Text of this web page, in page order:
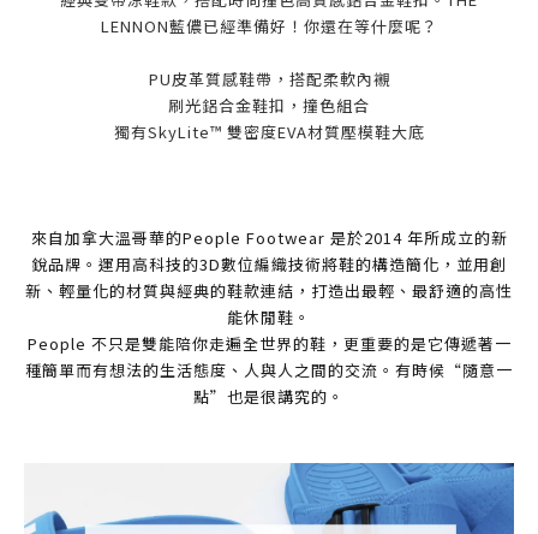
LENNON藍儂已經準備好！你還在等什麼呢？
PU皮革質感鞋帶，搭配柔軟內襯
刷光鋁合金鞋扣，撞色組合
獨有SkyLite™ 雙密度EVA材質壓模鞋大底
來自加拿大溫哥華的People Footwear 是於2014 年所成立的新
銳品牌。運用高科技的3D數位編織技術將鞋的構造簡化，並用創
新、輕量化的材質與經典的鞋款連結，打造出最輕、最舒適的高性
能休閒鞋。
People 不只是雙能陪你走遍全世界的鞋，更重要的是它傳遞著一
種簡單而有想法的生活態度、人與人之間的交流。有時候“隨意一
點”也是很講究的。